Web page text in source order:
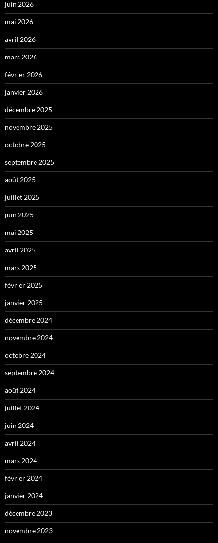
juin 2026
mai 2026
avril 2026
mars 2026
février 2026
janvier 2026
décembre 2025
novembre 2025
octobre 2025
septembre 2025
août 2025
juillet 2025
juin 2025
mai 2025
avril 2025
mars 2025
février 2025
janvier 2025
décembre 2024
novembre 2024
octobre 2024
septembre 2024
août 2024
juillet 2024
juin 2024
avril 2024
mars 2024
février 2024
janvier 2024
décembre 2023
novembre 2023